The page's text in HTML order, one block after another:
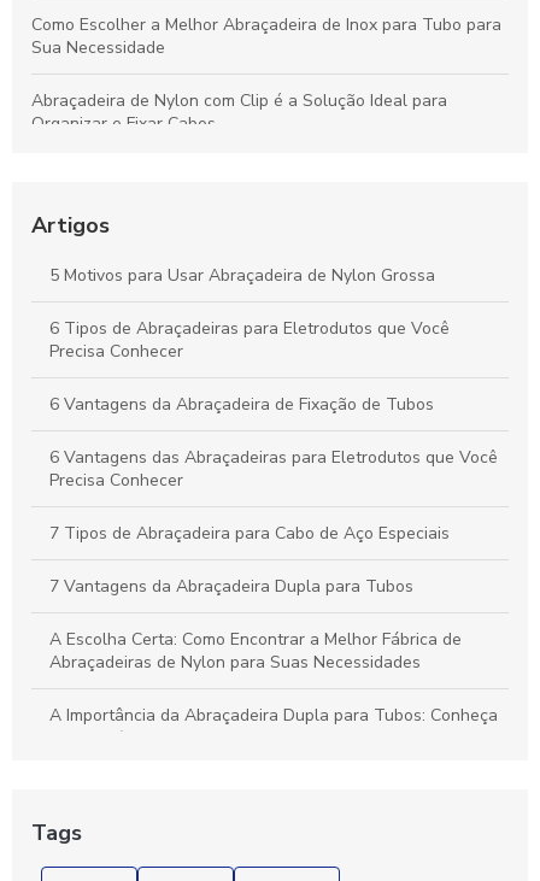
Como Escolher a Melhor Abraçadeira de Inox para Tubo para
Sua Necessidade
Abraçadeira de Nylon com Clip é a Solução Ideal para
Organizar e Fixar Cabos
melhor fornecedor para suas necessidades
Como Escolher as Melhores Abraçadeiras para Tubos de Aço
Artigos
5 Motivos para Usar Abraçadeira de Nylon Grossa
6 Tipos de Abraçadeiras para Eletrodutos que Você
Precisa Conhecer
6 Vantagens da Abraçadeira de Fixação de Tubos
6 Vantagens das Abraçadeiras para Eletrodutos que Você
Precisa Conhecer
7 Tipos de Abraçadeira para Cabo de Aço Especiais
7 Vantagens da Abraçadeira Dupla para Tubos
A Escolha Certa: Como Encontrar a Melhor Fábrica de
Abraçadeiras de Nylon para Suas Necessidades
A Importância da Abraçadeira Dupla para Tubos: Conheça
os Benefícios e Aplicações
Abraçadeira aço galvanizado é a solução ideal para
Tags